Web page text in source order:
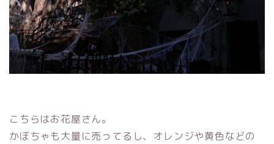
こちらはお花屋さん。
かぼちゃも大量に売ってるし、オレンジや黄色などの